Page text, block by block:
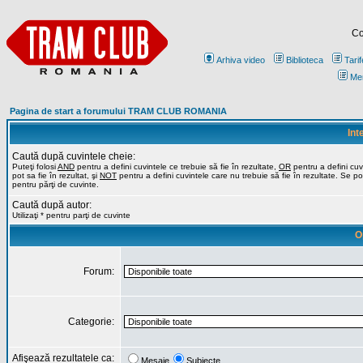
Arhiva video Biblioteca
Pagina de start a forumului TRAM CLUB ROMANIA
Caută după cuvintele cheie:
Puteţi folosiAND pentru a defini cuvintele ce trebuie să fie în rezultate, OR pentru a defini
pot sa fie în rezultat, şi NOT pentru a defini cuvintele care nu trebuie să fie în rezultate. Se
pentru părţi de cuvinte.
Caută după autor:
Utilizaţi * pentru parţi de cuvinte
Forum:
Categorie:
Afişează rezultatele ca: Mesaje Subiecte